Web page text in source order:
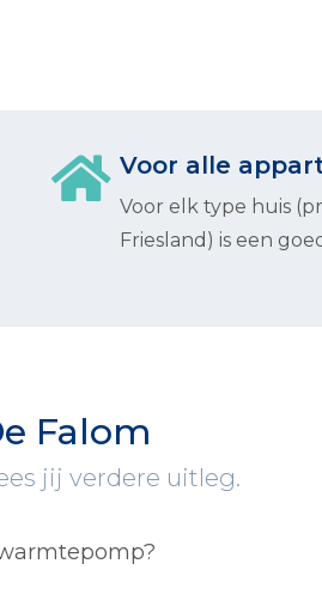
Voor alle
Voor elk type huis
Friesland) is een
Falom
jij verdere uitleg.